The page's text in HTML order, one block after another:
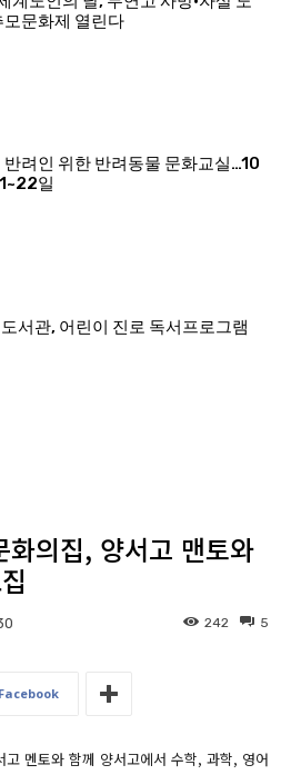
모문화제 열린다
반려인 위한 반려동물 문화교실…10
일
서관, 어린이 진로 독서프로그램